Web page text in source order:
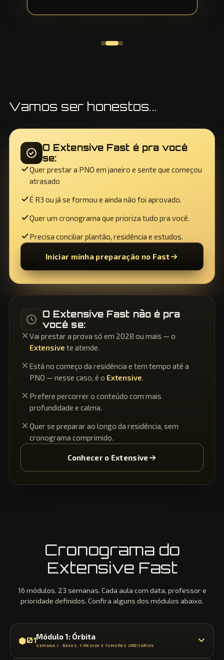
Vamos ser honestos...
O Extensive Fast é pra você
se:
Quer prestar a PNO em janeiro e sente que começou
atrasado
É R3 ou já se formou e ainda não foi aprovado.
Quer um cronograma que prioriza tudo pra você.
Precisa conciliar plantão, residência e estudos.
Iniciar minha preparação no Fast
O Extensive Fast não é pra
você se:
Vai prestar a prova só em 2028 ou mais — o
Extensive te atende.
Está no começo da residência e tem tempo até a
PNO — nesse caso, é o Extensive.
Prefere percorrer o conteúdo com mais
profundidade e calma.
Quer se preparar ao longo da residência, sem
cronograma comprimido.
Conhecer o Extensive
Cronograma do
Extensive Fast
16 módulos. 23 semanas. Cada aula com data, professor e
prioridade definidos. Confira alguns dos módulos abaixo.
⬢01Módulo 1: Órbita
SEMANA 1 · BASES, TIREOIDE E TUMORES ORBITÁRIOS